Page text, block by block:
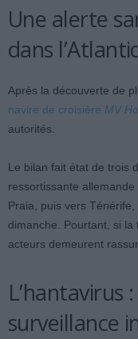
Une alerte
dans
Après la découverte de
navire de croisière MV
autorités.
Le bilan fait état de trois
ressortissante
Praia, puis vers
dimanche. Pourtant, si
acteurs demeurent
L’hantavirus
surveillance